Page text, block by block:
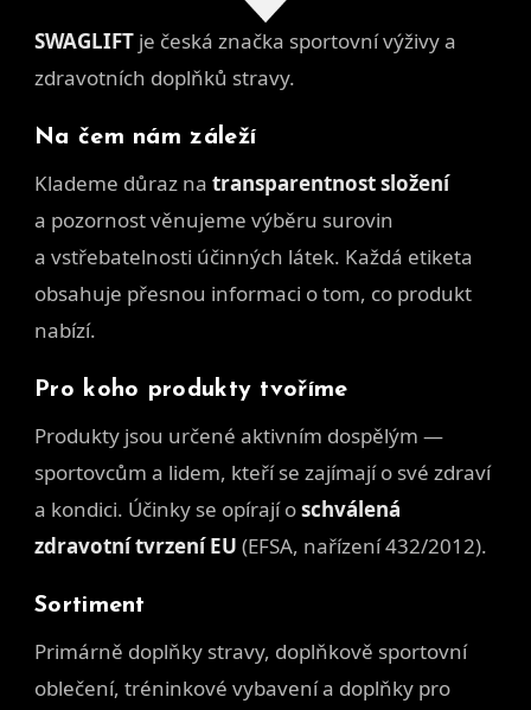
SWAGLIFT je česká značka sportovní výživy a
zdravotních doplňků stravy.
Na čem nám záleží
Klademe důraz na transparentnost složení
a pozornost věnujeme výběru surovin
a vstřebatelnosti účinných látek. Každá etiketa
obsahuje přesnou informaci o tom, co produkt
nabízí.
Pro koho produkty tvoříme
Produkty jsou určené aktivním dospělým —
sportovcům a lidem, kteří se zajímají o své zdraví
a kondici. Účinky se opírají oschválená
zdravotní tvrzení EU (EFSA, nařízení 432/2012).
Sortiment
Primárně doplňky stravy, doplňkově sportovní
oblečení, tréninkové vybavení a doplňky pro